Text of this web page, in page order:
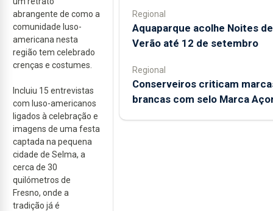
abrangente de como a
comunidade luso-
americana nesta
região tem celebrado
crenças e costumes.
Incluiu 15 entrevistas
com luso-americanos
ligados à celebração e
imagens de uma festa
captada na pequena
cidade de Selma, a
cerca de 30
quilómetros de
Fresno, onde a
tradição já é
Regional
Aquaparque acolhe Noites de
Verão até 12 de setembro
Regional
Conserveiros criticam
brancas com selo Marca